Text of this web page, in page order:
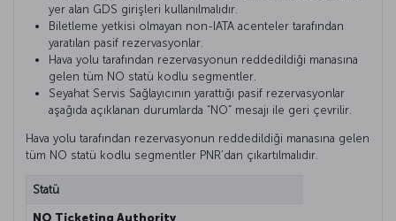
yer alan GDS girişleri kullanılmalıdır.
Biletleme yetkisi olmayan non-IATA acenteler tarafından
yaratılan pasif rezervasyonlar.
Hava yolu tarafından rezervasyonun reddedildiği manasına
gelen tüm NO statü kodlu segmentler.
Seyahat Servis Sağlayıcının yarattığı pasif rezervasyonlar
aşağıda açıklanan durumlarda “NO” mesajı ile geri çevrilir.
Hava yolu tarafından rezervasyonun reddedildiği manasına gelen
tüm NO statü kodlu segmentler PNR’dan çıkartılmalıdır.
Statü
NO Ticketing Authority